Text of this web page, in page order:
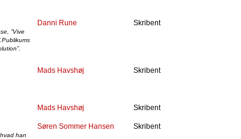
”Vive
Danni Rune Skribent
Mads Havshøj Skribent
Mads Havshøj Skribent
han
Søren Sommer Hansen Skribent